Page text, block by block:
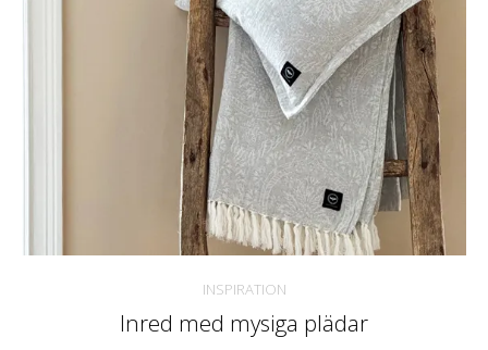
INSPIRATION
Inred med mysiga plädar